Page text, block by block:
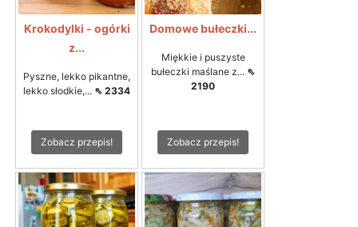
Krokodylki - ogórki
z...
Pyszne, lekko pikantne,
lekko słodkie,... ⇖ 2334
Zobacz przepis!
Domowe bułeczki...
Miękkie i puszyste
bułeczki maślane z... ⇖
2190
Zobacz przepis!